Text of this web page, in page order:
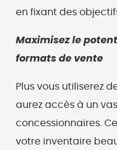
en fixant des
Maximisez le
formats de vente
Plus vous utiliserez
aurez accès à un
concessionnaires.
votre inventaire